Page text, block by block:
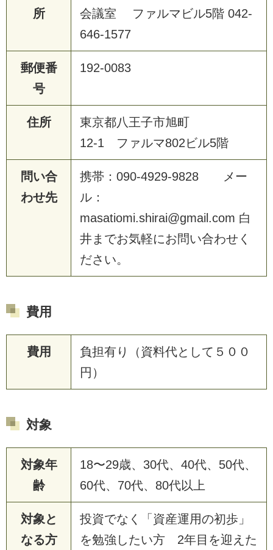
所
会議室 ファルマビル5階 042-
646-1577
郵便番
号
192-0083
住所
東京都八王子市旭町
12-1 ファルマ802ビル5階
問い合
わせ先
携帯：090-4929-9828 メー
ル：
masatiomi.shirai@gmail.com 白
井までお気軽にお問い合わせく
ださい。
費用
費用
負担有り（資料代として５００
円）
対象
対象年
齢
18〜29歳、30代、40代、50代、
60代、70代、80代以上
対象と
なる方
投資でなく「資産運用の初歩」
を勉強したい方 2年目を迎えた